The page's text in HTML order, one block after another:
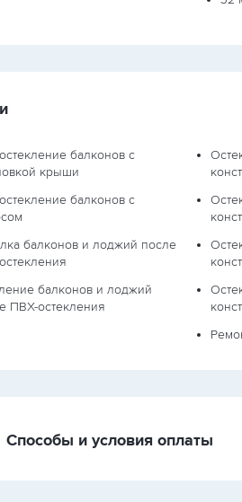
балконов с
крыши
балконов с
балконов и лоджий после
балконов и лоджий
ПВХ-остекления
Способы и условия оплаты